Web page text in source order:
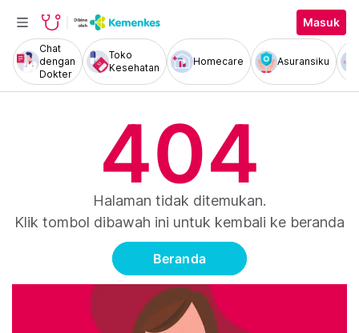
Masuk
Chat
dengan
Dokter
Toko
Kesehatan
Homecare Asuransiku
404
Halaman tidak ditemukan.
Klik tombol dibawah ini untuk kembali ke beranda
Beranda